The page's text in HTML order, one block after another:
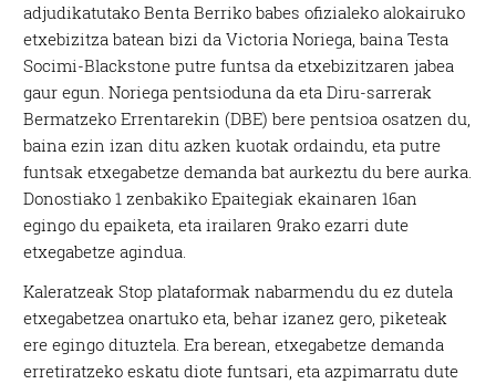
adjudikatutako Benta Berriko babes ofizialeko alokairuko
etxebizitza batean bizi da Victoria Noriega, baina Testa
Socimi-Blackstone putre funtsa da etxebizitzaren jabea
gaur egun. Noriega pentsioduna da eta Diru-sarrerak
Bermatzeko Errentarekin (DBE) bere pentsioa osatzen du,
baina ezin izan ditu azken kuotak ordaindu, eta putre
funtsak etxegabetze demanda bat aurkeztu du bere aurka.
Donostiako 1 zenbakiko Epaitegiak ekainaren 16an
egingo du epaiketa, eta irailaren 9rako ezarri dute
etxegabetze agindua.
Kaleratzeak Stop plataformak nabarmendu du ez dutela
etxegabetzea onartuko eta, behar izanez gero, piketeak
ere egingo dituztela. Era berean, etxegabetze demanda
erretiratzeko eskatu diote funtsari, eta azpimarratu dute